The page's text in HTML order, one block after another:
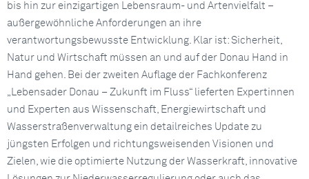
bis hin zur einzigartigen Lebensraum- und Artenvielfalt –
außergewöhnliche Anforderungen an ihre
verantwortungsbewusste Entwicklung. Klar ist: Sicherheit,
Natur und Wirtschaft müssen an und auf der Donau Hand in
Hand gehen. Bei der zweiten Auflage der Fachkonferenz
„Lebensader Donau – Zukunft im Fluss“ lieferten Expertinnen
und Experten aus Wissenschaft, Energiewirtschaft und
Wasserstraßenverwaltung ein detailreiches Update zu
jüngsten Erfolgen und richtungsweisenden Visionen und
Zielen, wie die optimierte Nutzung der Wasserkraft, innovative